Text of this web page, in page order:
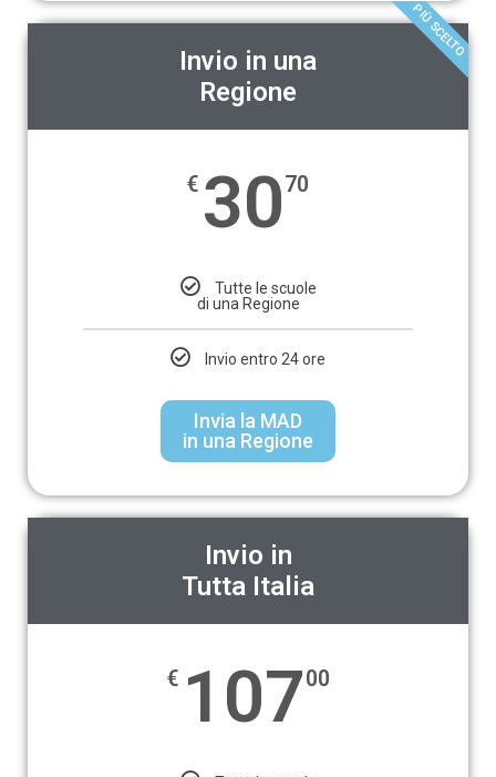
PIÙ SCELTO
Invio in una
Regione
€ 3070
Tutte le scuole
di una Regione
Invio entro 24 ore
Invia la MAD
in una Regione
Invio in
Tutta Italia
€ 10700